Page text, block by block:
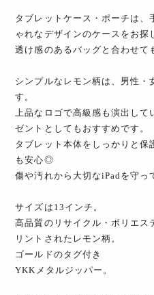
タブレットケース・ポーチは、
ゃれなデザインのケースをお探
透け感のあるバッグと合わせて
シンプルなレモン柄は、男性・
す。
上品なロゴで高級感も演出し
ゼントとしてもおすすめです。
タブレット本体をしっかりと保
も安心◎
傷や汚れから大切なiPadを守っ
サイズは13インチ。
高品質のリサイクル・ポリエ
リントされたレモン柄。
ゴールドのタグ付き
YKKメタルジッパー。